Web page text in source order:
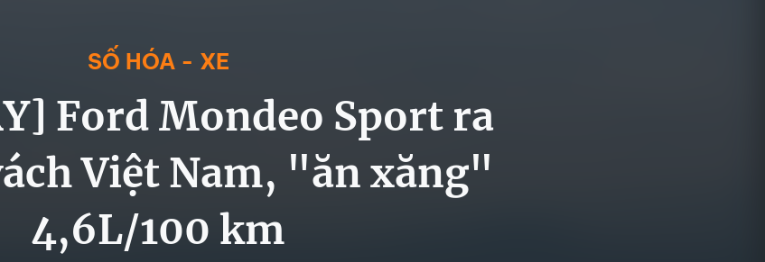
SỐ HÓA - XE
Ford Mondeo Sport ra
Việt Nam, "ăn xăng"
4,6L/100 km